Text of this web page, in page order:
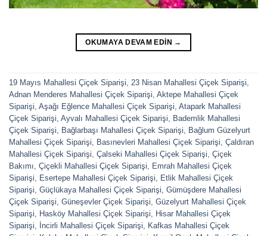
OKUMAYA DEVAM EDIN →
19 Mayıs Mahallesi Çiçek Siparişi, 23 Nisan Mahallesi Çiçek Siparişi,
Adnan Menderes Mahallesi Çiçek Siparişi, Aktepe Mahallesi Çiçek
Siparişi, Aşağı Eğlence Mahallesi Çiçek Siparişi, Atapark Mahallesi
Çiçek Siparişi, Ayvalı Mahallesi Çiçek Siparişi, Bademlik Mahallesi
Çiçek Siparişi, Bağlarbaşı Mahallesi Çiçek Siparişi, Bağlum Güzelyurt
Mahallesi Çiçek Siparişi, Basınevleri Mahallesi Çiçek Siparişi, Çaldıran
Mahallesi Çiçek Siparişi, Çalseki Mahallesi Çiçek Siparişi, Çiçek
Bakımı, Çiçekli Mahallesi Çiçek Siparişi, Emrah Mahallesi Çiçek
Siparişi, Esertepe Mahallesi Çiçek Siparişi, Etlik Mahallesi Çiçek
Siparişi, Güçlükaya Mahallesi Çiçek Siparişi, Gümüşdere Mahallesi
Çiçek Siparişi, Güneşevler Çiçek Siparişi, Güzelyurt Mahallesi Çiçek
Siparişi, Hasköy Mahallesi Çiçek Siparişi, Hisar Mahallesi Çiçek
Siparişi, İncirli Mahallesi Çiçek Siparişi, Kafkas Mahallesi Çiçek